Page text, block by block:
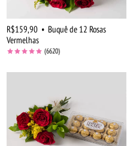
R$159,90 • Buquê de 12 Rosas
Vermelhas
(6620)